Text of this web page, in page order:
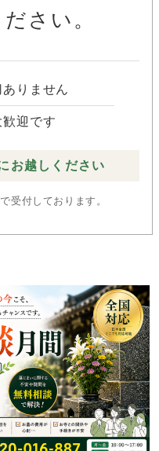
さい。
りません
歓迎です
お越しください
受付しております。